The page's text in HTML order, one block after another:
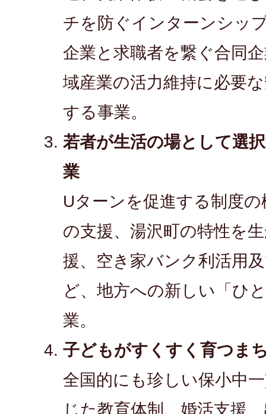
チを防ぐインターンシッ
企業と求職者を繋ぐ合同
域産業の活力維持に必要
する事業。
若者が生活の場として選
業
Uターンを促進する制度
の支援、湯沢町の特性を
援、空き家バンク利活用
ど、地方への新しい「ひ
業。
子どもがすくすく育つま
全国的にも珍しい保小中
じた教育体制、婚活支援